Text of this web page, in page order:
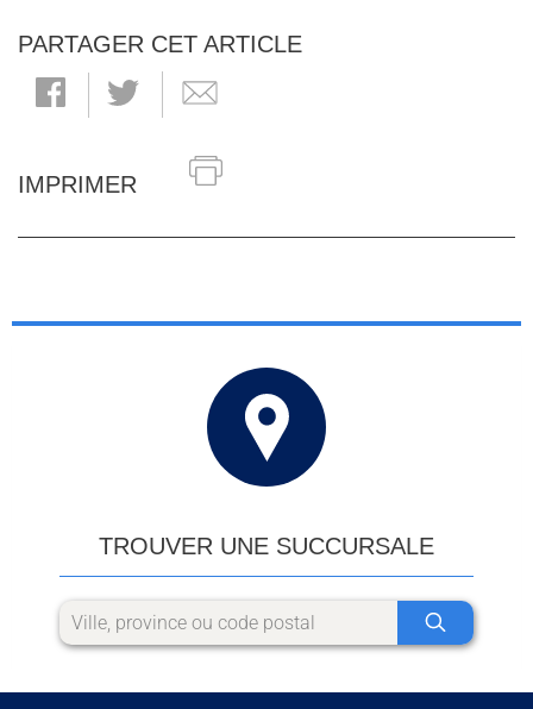
PARTAGER CET ARTICLE
IMPRIMER
TROUVER UNE SUCCURSALE